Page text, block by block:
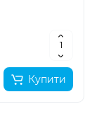
Купити